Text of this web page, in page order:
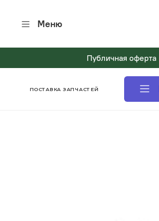
Меню
Публичная оферта
ПОСТАВКА ЗАПЧАСТЕЙ